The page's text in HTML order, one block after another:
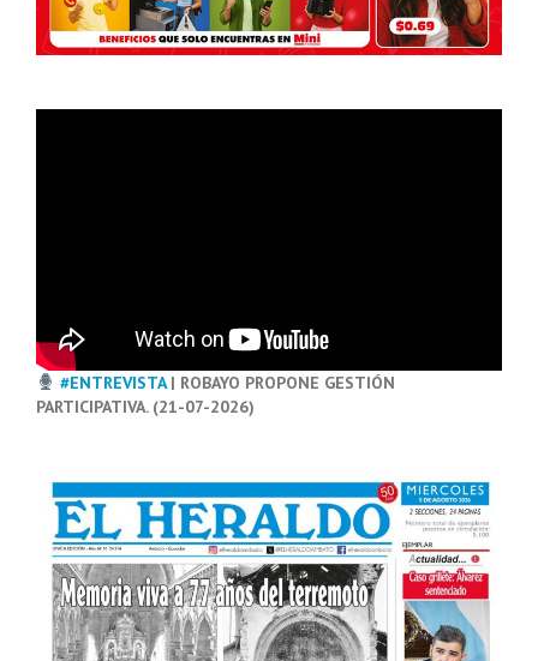
#ENTREVISTA| ROBAYO PROPONE GESTIÓN
PARTICIPATIVA. (21-07-2026)